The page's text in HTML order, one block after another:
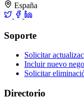
España
Soporte
Solicitar
Incluir nuevo
Solicitar
Directorio